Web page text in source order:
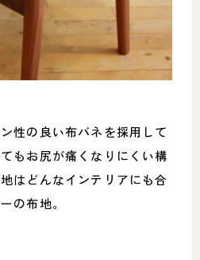
性の良い布バネを採用して
もお尻が痛くなりにくい構
はどんなインテリアにも合
の布地。